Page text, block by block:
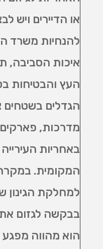
או הדיירים ויש
להנחיות משרד
איכות הסביבה,
העץ והבטיחות
הגדלים בשטחים
מדרכות,
באחריות
המקומית.
למחלקת הגינון
בבקשה לגזום
הוא מהווה